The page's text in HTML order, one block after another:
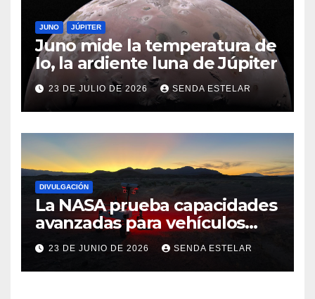
JUNO JÚPITER
Juno mide la temperatura de
Io, la ardiente luna de Júpiter
23 DE JULIO DE 2026 SENDA ESTELAR
DIVULGACIÓN
La NASA prueba capacidades
avanzadas para vehículos
exploradores lunares y
marcianos.
23 DE JUNIO DE 2026 SENDA ESTELAR